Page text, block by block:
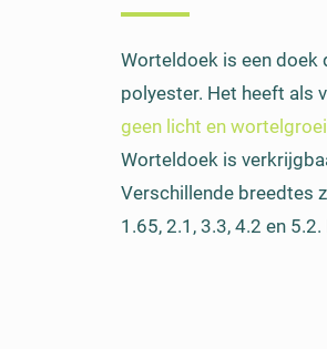
Worteldoek is een doek
polyester. Het heeft als
geen licht en
Worteldoek is
Verschillende breedtes
1.65, 2.1, 3.3, 4.2 en